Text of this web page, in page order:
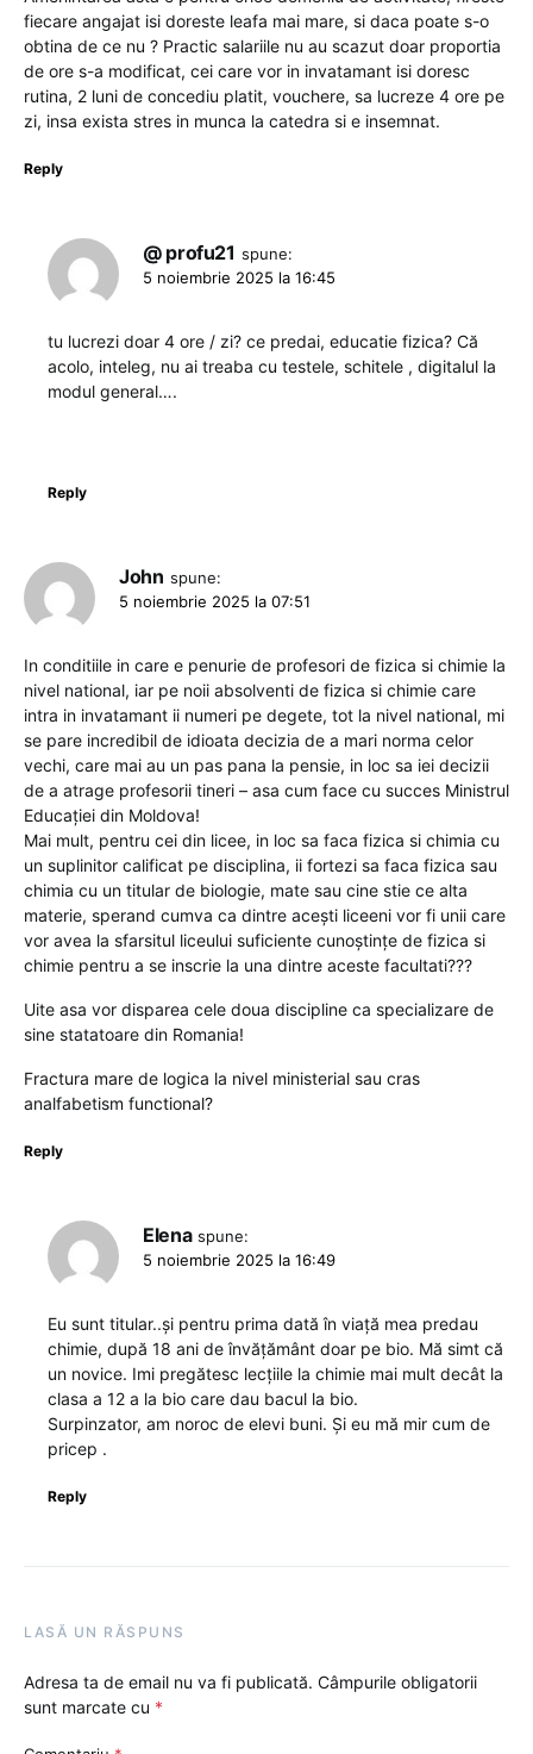
fiecare angajat isi doreste leafa mai mare, si daca poate s-o
obtina de ce nu ? Practic salariile nu au scazut doar proportia
de ore s-a modificat, cei care vor in invatamant isi doresc
rutina, 2 luni de concediu platit, vouchere, sa lucreze 4 ore pe
zi, insa exista stres in munca la catedra si e insemnat.
Reply
@ profu21 spune:
5 noiembrie 2025 la 16:45
tu lucrezi doar 4 ore / zi? ce predai, educatie fizica? Că
acolo, inteleg, nu ai treaba cu testele, schitele , digitalul la
modul general….
Reply
John spune:
5 noiembrie 2025 la 07:51
In conditiile in care e penurie de profesori de fizica si chimie la
nivel national, iar pe noii absolventi de fizica si chimie care
intra in invatamant ii numeri pe degete, tot la nivel national, mi
se pare incredibil de idioata decizia de a mari norma celor
vechi, care mai au un pas pana la pensie, in loc sa iei decizii
de a atrage profesorii tineri – asa cum face cu succes Ministrul
Educației din Moldova!
Mai mult, pentru cei din licee, in loc sa faca fizica si chimia cu
un suplinitor calificat pe disciplina, ii fortezi sa faca fizica sau
chimia cu un titular de biologie, mate sau cine stie ce alta
materie, sperand cumva ca dintre acești liceeni vor fi unii care
vor avea la sfarsitul liceului suficiente cunoștințe de fizica si
chimie pentru a se inscrie la una dintre aceste facultati???
Uite asa vor disparea cele doua discipline ca specializare de
sine statatoare din Romania!
Fractura mare de logica la nivel ministerial sau cras
analfabetism functional?
Reply
Elena spune:
5 noiembrie 2025 la 16:49
Eu sunt titular..și pentru prima dată în viață mea predau
chimie, după 18 ani de învățământ doar pe bio. Mă simt că
un novice. Imi pregătesc lecțiile la chimie mai mult decât la
clasa a 12 a la bio care dau bacul la bio.
Surpinzator, am noroc de elevi buni. Și eu mă mir cum de
pricep .
Reply
LASĂ UN RĂSPUNS
Adresa ta de email nu va fi publicată. Câmpurile obligatorii
sunt marcate cu *